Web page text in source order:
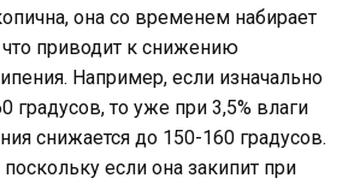
она со временем набирает
что приводит к снижению
Например, если изначально
градусов, то уже при 3,5% влаги
снижается до 150-160 градусов.
если она закипит при